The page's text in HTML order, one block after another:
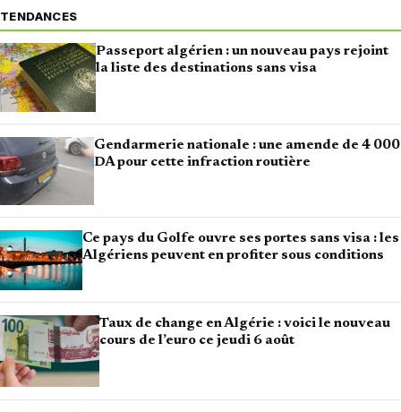
TENDANCES
Passeport algérien : un nouveau pays rejoint
la liste des destinations sans visa
Gendarmerie nationale : une amende de 4 000
DA pour cette infraction routière
Ce pays du Golfe ouvre ses portes sans visa : les
Algériens peuvent en profiter sous conditions
Taux de change en Algérie : voici le nouveau
cours de l’euro ce jeudi 6 août